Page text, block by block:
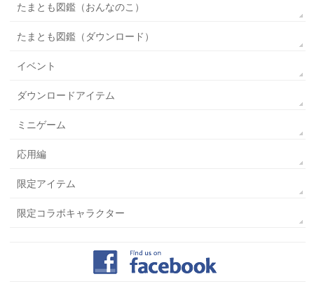
たまとも図鑑（おんなのこ）
たまとも図鑑（ダウンロード）
イベント
ダウンロードアイテム
ミニゲーム
応用編
限定アイテム
限定コラボキャラクター